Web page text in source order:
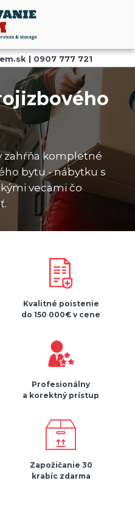
SLUŽBY
| 0907 777 721
zahŕňa kompletné
bytu - nábytku s
vecami čo
Kvalitné poistenie
do 150 000€ v cene
Profesionálny
a korektný prístup
Zapožičanie 30
krabíc zdarma